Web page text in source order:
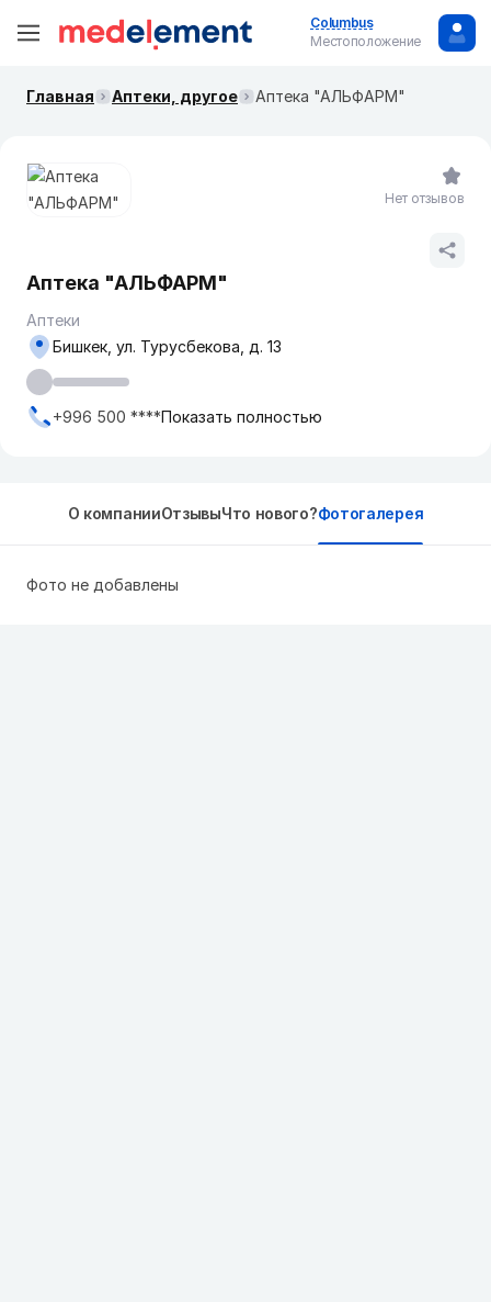
Columbus
Местоположение
Главная Аптеки, другое Аптека "АЛЬФАРМ"
Аптека "АЛЬФАРМ"
Аптеки
Бишкек, ул. Турусбекова, д. 13
+996 500 ****Показать полностью
Нет отзывов
О компанииОтзывыЧто нового?Фотогалерея
Фото не добавлены